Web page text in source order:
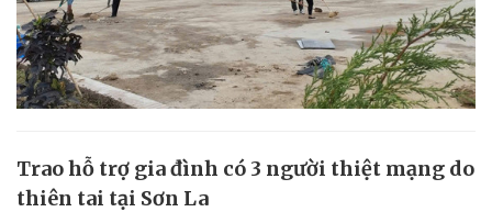
Trao hỗ trợ gia đình có 3 người thiệt mạng do
thiên tai tại Sơn La